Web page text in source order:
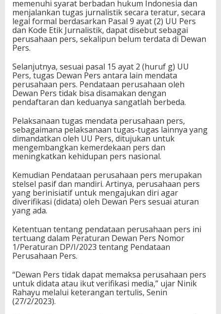
memenuhi syarat berbadan hukum Indonesia dan
menjalankan tugas jurnalistik secara teratur, secara
legal formal berdasarkan Pasal 9 ayat (2) UU Pers
dan Kode Etik Jurnalistik, dapat disebut sebagai
perusahaan pers, sekalipun belum terdata di Dewan
Pers.
Selanjutnya, sesuai pasal 15 ayat 2 (huruf g) UU
Pers, tugas Dewan Pers antara lain mendata
perusahaan pers. Pendataan perusahaan oleh
Dewan Pers tidak bisa disamakan dengan
pendaftaran dan keduanya sangatlah berbeda.
Pelaksanaan tugas mendata perusahaan pers,
sebagaimana pelaksanaan tugas-tugas lainnya yang
dimandatkan oleh UU Pers, ditujukan untuk
mengembangkan kemerdekaan pers dan
meningkatkan kehidupan pers nasional.
Kemudian Pendataan perusahaan pers merupakan
stelsel pasif dan mandiri. Artinya, perusahaan pers
yang berinisiatif untuk mengajukan diri agar
diverifikasi (didata) oleh Dewan Pers sesuai aturan
yang ada.
Ketentuan tentang pendataan perusahaan pers ini
tertuang dalam Peraturan Dewan Pers Nomor
1/Peraturan DP/I/2023 tentang Pendataan
Perusahaan Pers.
“Dewan Pers tidak dapat memaksa perusahaan pers
untuk didata atau ikut verifikasi media,” ujar Ninik
Rahayu melalui keterangan tertulis, Senin
(27/2/2023).